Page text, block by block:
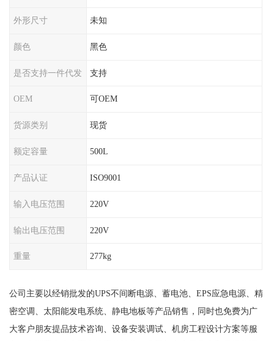
外形尺寸 未知
颜色 黑色
是否支持一件代发 支持
OEM 可OEM
货源类别 现货
额定容量 500L
产品认证 ISO9001
输入电压范围 220V
输出电压范围 220V
重量 277kg
公司主要以经销批发的UPS不间断电源、蓄电池、EPS应急电源、精
密空调、太阳能发电系统、静电地板等产品销售，同时也免费为广
大客户朋友提品技术咨询、设备安装调试、机房工程设计方案等服